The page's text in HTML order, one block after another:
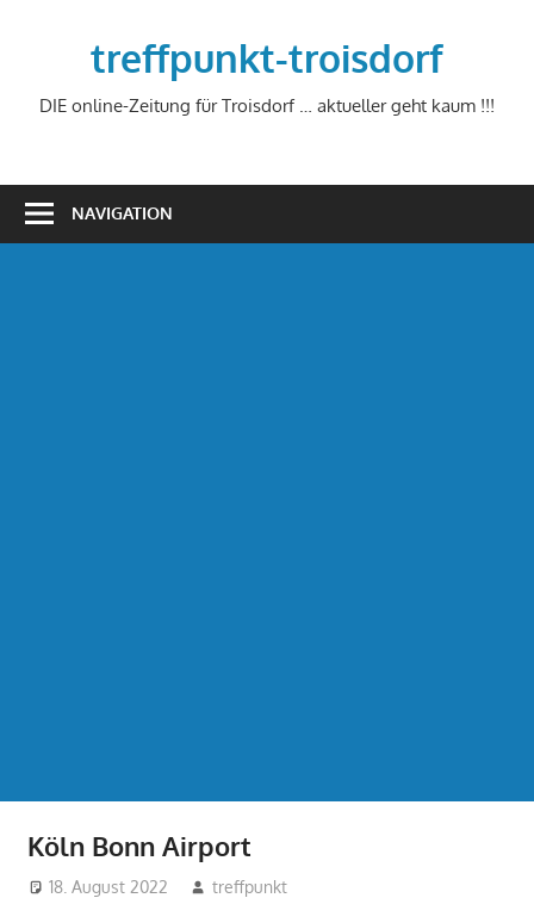
treffpunkt-troisdorf
DIE online-Zeitung für Troisdorf … aktueller geht kaum !!!
NAVIGATION
Köln Bonn Airport
18. August 2022 treffpunkt